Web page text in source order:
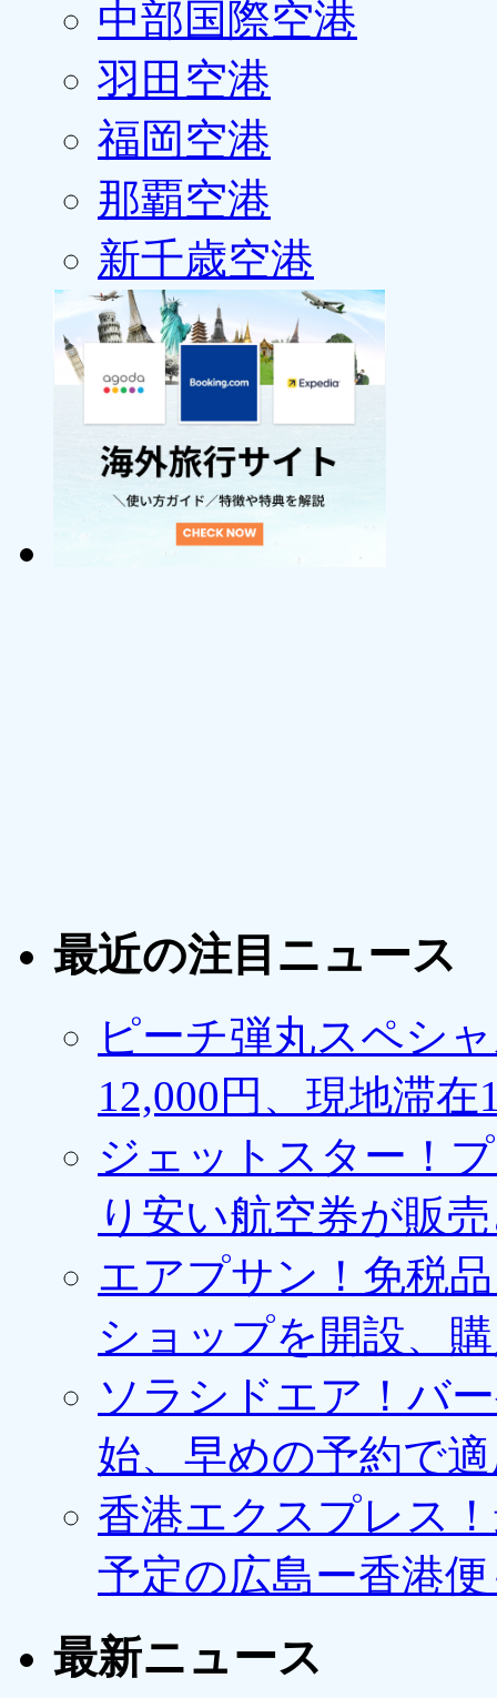
中部国際空港
羽田空港
福岡空港
那覇空港
新千歳空港
最近の注目ニュース
ピーチ弾丸スペシ
12,000円、現地滞
ジェットスター！
り安い航空券が販
エアプサン！免税
ショップを開設、
ソラシドエア！バ
始、早めの予約で
香港エクスプレス
予定の広島ー香港
最新ニュース